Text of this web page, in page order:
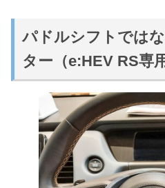
パドルシフトでは
ター（e:HEV RS専用